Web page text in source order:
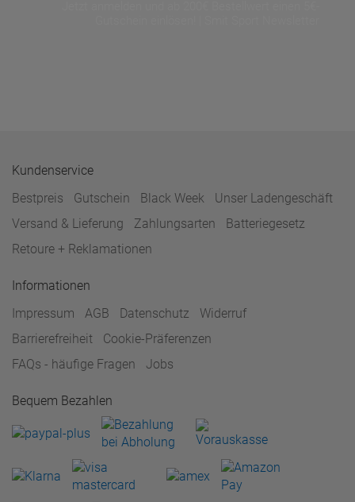
Kundenservice
Bestpreis
Gutschein Black Week
Unser Ladengeschäft
Versand & Lieferung
Zahlungsarten
Batteriegesetz
Retoure + Reklamationen
Informationen
Impressum
AGB Datenschutz
Widerruf
Barrierefreiheit
Cookie-Präferenzen
FAQs - häufige Fragen
Jobs
Bequem Bezahlen